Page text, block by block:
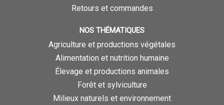
Retours et commandes
NOS THÉMATIQUES
Agriculture et productions végétales
Alimentation et nutrition humaine
Élevage et productions animales
Forêt et sylviculture
Milieux naturels et environnement